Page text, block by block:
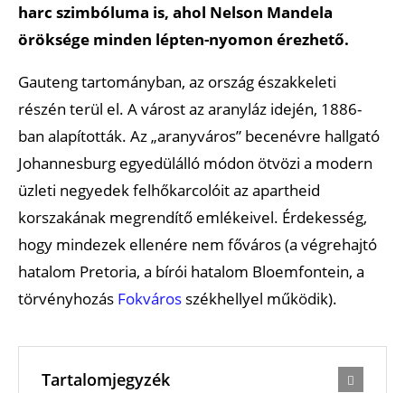
harc szimbóluma is, ahol Nelson Mandela
öröksége minden lépten-nyomon érezhető.
Gauteng tartományban, az ország északkeleti
részén terül el. A várost az aranyláz idején, 1886-
ban alapították. Az „aranyváros” becenévre hallgató
Johannesburg egyedülálló módon ötvözi a modern
üzleti negyedek felhőkarcolóit az apartheid
korszakának megrendítő emlékeivel. Érdekesség,
hogy mindezek ellenére nem főváros (a végrehajtó
hatalom Pretoria, a bírói hatalom Bloemfontein, a
törvényhozás Fokváros székhellyel működik).
Tartalomjegyzék